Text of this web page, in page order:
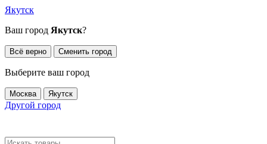
Якутск
Ваш город Якутск?
Всё верно Сменить город
Выберите ваш город
Москва Якутск
Другой город